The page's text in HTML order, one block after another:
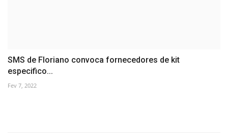
SMS de Floriano convoca fornecedores de kit
especifico...
Fev 7, 2022